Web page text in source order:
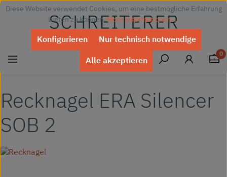
Zum Hauptinhalt springen
0
Recknagel ERA Silencer
SOB 2
Diese Website verwendet Cookies, um eine bestmögliche Erfahrung
bieten zu können.Mehr Informationen ...
Nur technisch notwendige
Konfigurieren
Alle akzeptieren